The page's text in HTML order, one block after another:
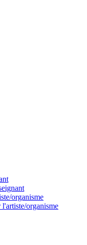
organisme
l'artiste/organisme